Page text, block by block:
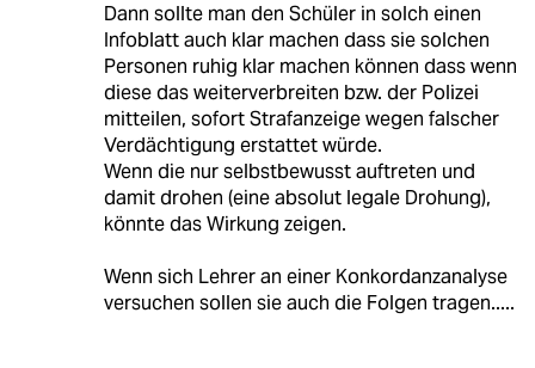
Dann sollte man den Schüler in solch einen
Infoblatt auch klar machen dass sie solchen
Personen ruhig klar machen können dass wenn
diese das weiterverbreiten bzw. der Polizei
mitteilen, sofort Strafanzeige wegen falscher
Verdächtigung erstattet würde.
Wenn die nur selbstbewusst auftreten und
damit drohen (eine absolut legale Drohung),
könnte das Wirkung zeigen.
Wenn sich Lehrer an einer Konkordanzanalyse
versuchen sollen sie auch die Folgen tragen.....